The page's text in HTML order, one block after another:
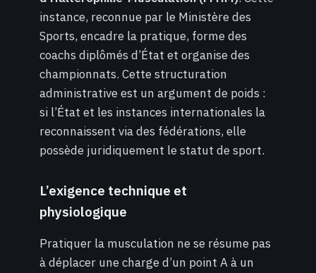
instance, reconnue par le Ministère des
Sports, encadre la pratique, forme des
coachs diplômés d’État et organise des
championnats. Cette structuration
administrative est un argument de poids :
si l’État et les instances internationales la
reconnaissent via des fédérations, elle
possède juridiquement le statut de sport.
L’exigence technique et
physiologique
Pratiquer la musculation ne se résume pas
à déplacer une charge d’un point A à un